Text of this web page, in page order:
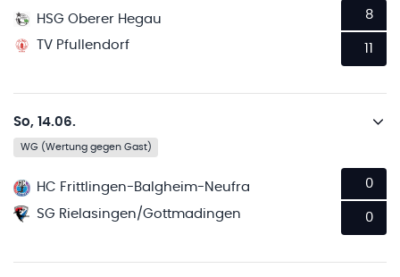
HSG Oberer Hegau
TV Pfullendorf
8
So, 14.06.
WG (Wertung gegen Gast)
HC Frittlingen-Balgheim-Neufra
SG Rielasingen/Gottmadingen
0
0